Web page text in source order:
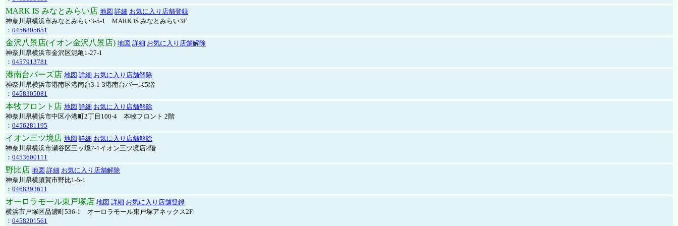
MARK IS みなとみらい店 地図 詳細 お気に入り店舗登録
神奈川県横浜市みなとみらい3-5-1 MARK IS みなとみらい3F
： 0456805651
金沢八景店(イオン金沢八景店) 地図 詳細 お気に入り店舗解除
神奈川県横浜市金沢区泥亀1-27-1
： 0457913781
港南台バーズ店 地図 詳細 お気に入り店舗解除
神奈川県横浜市港南区港南台3-1-3港南台バーズ5階
： 0458305081
本牧フロント店 地図 詳細 お気に入り店舗解除
神奈川県横浜市中区小港町2丁目100-4 本牧フロント 2階
： 0456281195
イオン三ツ境店 地図 詳細 お気に入り店舗解除
神奈川県横浜市瀬谷区三ッ境7-1イオン三ツ境店2階
： 0453600111
野比店 地図 詳細 お気に入り店舗解除
神奈川県横須賀市野比1-5-1
： 0468393611
オーロラモール東戸塚店 地図 詳細 お気に入り店舗登録
横浜市戸塚区品濃町536-1 オーロラモール東戸塚アネックス2F
： 0458201561